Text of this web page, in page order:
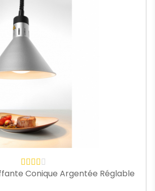
Conique Argentée Réglable